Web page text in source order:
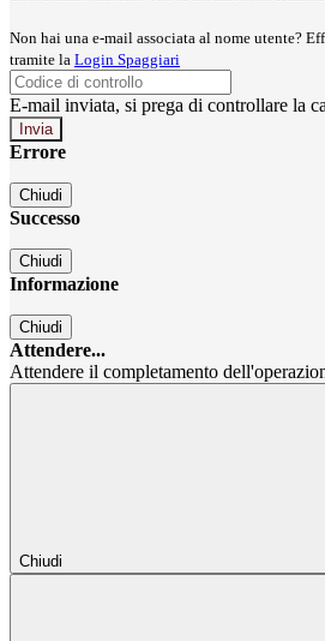
Non hai una e-mail associata al nome utente?
tramite la Login Spaggiari
E-mail inviata, si prega di controllare la
Errore
Chiudi
Successo
Chiudi
Informazione
Chiudi
Attendere...
Attendere il completamento
Chiudi